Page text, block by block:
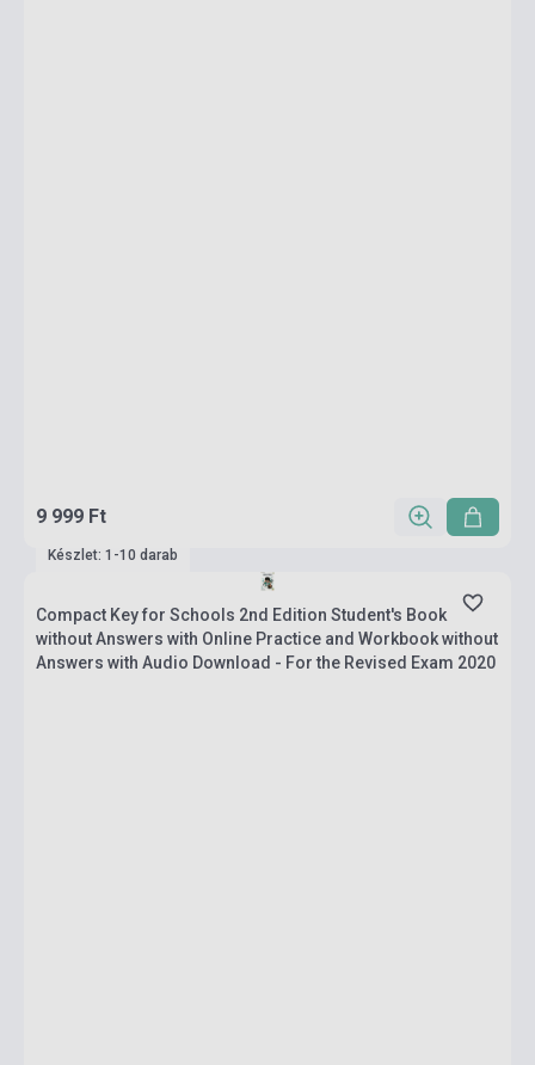
9 999 Ft
Készlet: 1-10 darab
Compact Key for Schools 2nd Edition Student's Book
without Answers with Online Practice and Workbook without
Answers with Audio Download - For the Revised Exam 2020